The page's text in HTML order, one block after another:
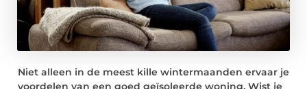
Niet alleen in de meest kille wintermaanden ervaar je
voordelen van een goed geïsoleerde woning. Wist je